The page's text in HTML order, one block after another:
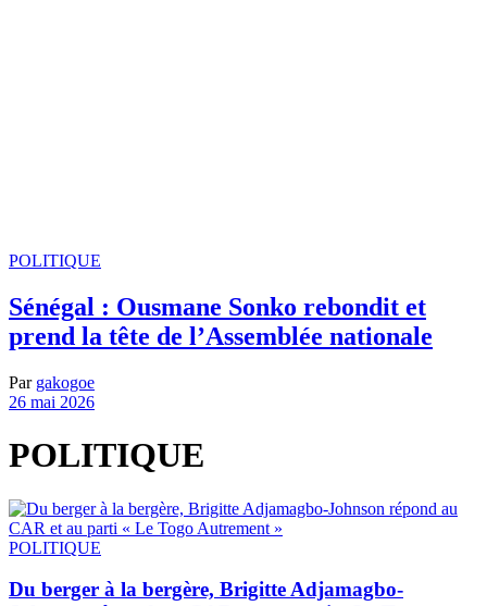
POLITIQUE
Sénégal : Ousmane Sonko rebondit et
prend la tête de l’Assemblée nationale
Par gakogoe
26 mai 2026
POLITIQUE
POLITIQUE
Du berger à la bergère, Brigitte Adjamagbo-